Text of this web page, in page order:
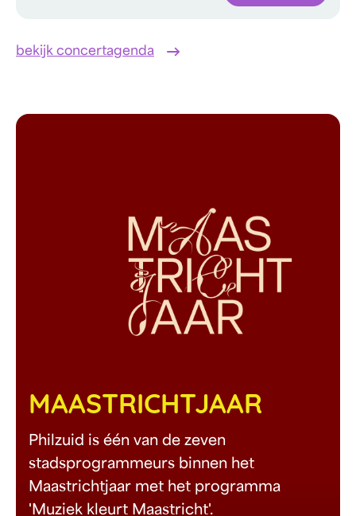
bekijk concertagenda
MAASTRICHTJAAR
Philzuid is één van de zeven
stadsprogrammeurs binnen het
Maastrichtjaar met het programma
'Muziek kleurt Maastricht'.